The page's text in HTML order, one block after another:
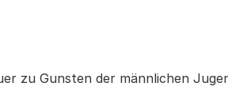
zu Gunsten der männlichen